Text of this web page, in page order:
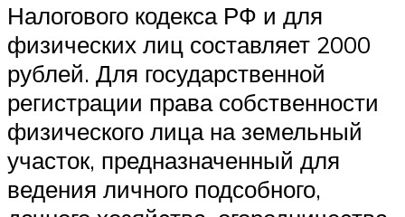
Налогового кодекса РФ и для
физических лиц составляет 2000
рублей. Для государственной
регистрации права собственности
физического лица на земельный
участок, предназначенный для
ведения личного подсобного,